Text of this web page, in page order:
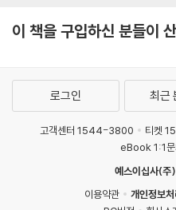
이 책을 구입하신 분들이
로그인 최근
고객센터 1544-3800 티켓
eBook 1:1문
예스이십사(주
이용약관
개인정보